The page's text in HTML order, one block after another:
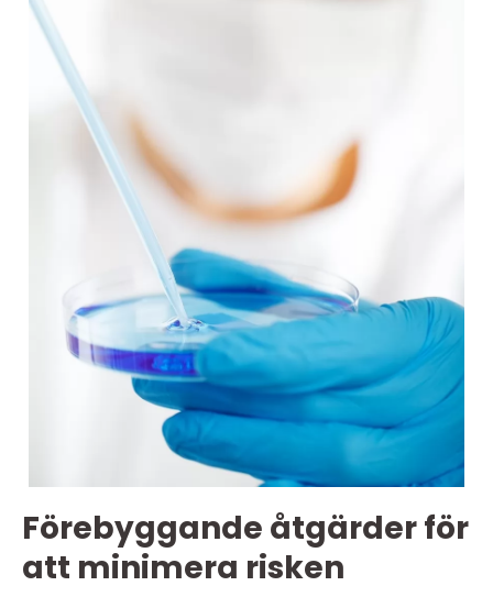
Förebyggande åtgärder för
att minimera risken